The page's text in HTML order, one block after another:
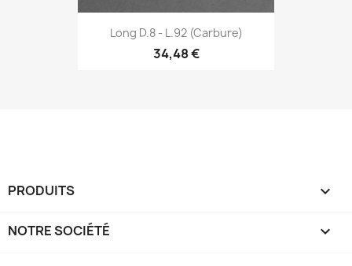
Long D.8 - L.92 (Carbure)
34,48 €
PRODUITS 
NOTRE SOCIÉTÉ 